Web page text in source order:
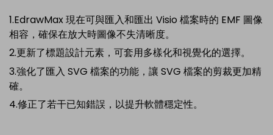
1.EdrawMax 現在可與匯入和匯出 Visio 檔案時的 EMF 圖像
相容，確保在放大時圖像不失清晰度。
2.更新了標題設計元素，可套用多樣化和視覺化的選擇。
3.強化了匯入 SVG 檔案的功能，讓 SVG 檔案的剪裁更加精
確。
4.修正了若干已知錯誤，以提升軟體穩定性。